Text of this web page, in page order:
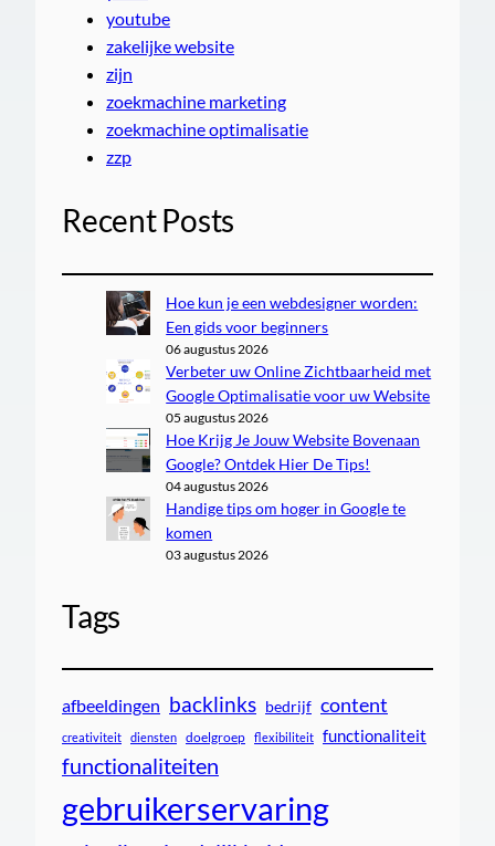
youtube
zakelijke website
zijn
zoekmachine marketing
zoekmachine optimalisatie
zzp
Recent Posts
Hoe kun je een webdesigner worden:
Een gids voor beginners
06 augustus 2026
Verbeter uw Online Zichtbaarheid met
Google Optimalisatie voor uw Website
05 augustus 2026
Hoe Krijg Je Jouw Website Bovenaan
Google? Ontdek Hier De Tips!
04 augustus 2026
Handige tips om hoger in Google te
komen
03 augustus 2026
Tags
afbeeldingen backlinks bedrijf content
creativiteit diensten doelgroep flexibiliteit functionaliteit
functionaliteiten
gebruikerservaring